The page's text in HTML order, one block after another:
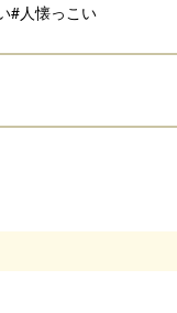
当犬
頂きキ
#人懐っこい